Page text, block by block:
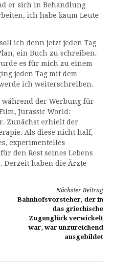
er sich in Behandlung
ich habe kaum Leute
ich denn jetzt jeden Tag
ein Buch zu schreiben.
es für mich zu einem
jeden Tag mit dem
ich weiterschreiben.
während der Werbung für
Jurassic World:
Zunächst erhielt der
Als diese nicht half,
experimentelles
den Rest seines Lebens
Derzeit haben die Ärzte
Nächster Beitrag
Bahnhofsvorsteher, der in
das griechische
Zugunglück verwickelt
war, war unzureichend
ausgebildet